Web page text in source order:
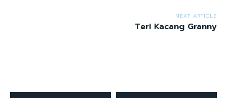
NEXT ARTICLE
Teri Kacang Granny